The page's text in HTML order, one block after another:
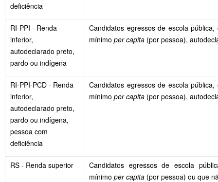
deficiência
RI-PPI - Renda
inferior,
autodeclarado preto,
pardo ou indígena
Candidatos egressos de escola
mínimo per capita (por pessoa),
RI-PPI-PCD - Renda
inferior,
autodeclarado preto,
pardo ou indígena,
pessoa com
deficiência
Candidatos egressos de escola
mínimo per capita (por pessoa),
RS - Renda superior
Candidatos egressos de escola
mínimo per capita (por pessoa) ou que